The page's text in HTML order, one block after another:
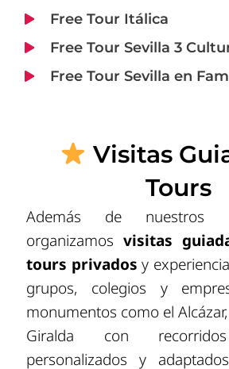
Free Tour Itálica
Free Tour Sevilla 3
Free Tour Sevilla en
Visitas
Tours
Además de nuestros
organizamos visitas
tours privados y
grupos, colegios y
monumentos como el
Giralda con
personalizados y